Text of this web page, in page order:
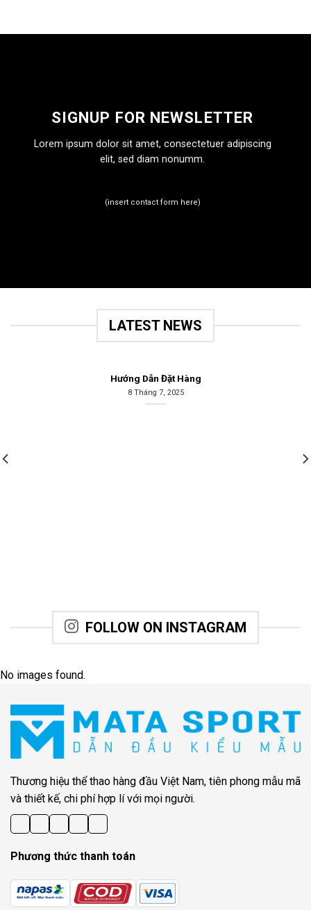
SIGNUP FOR NEWSLETTER
Lorem ipsum dolor sit amet, consectetuer adipiscing
elit, sed diam nonumm.
(insert contact form here)
LATEST NEWS
Hướng Dẫn Đặt Hàng
8 Tháng 7, 2025
FOLLOW ON INSTAGRAM
No images found.
Thương hiệu thể thao hàng đầu Việt Nam, tiên phong mẫu mã
và thiết kế, chi phí hợp lí với mọi người.
Phương thức thanh toán